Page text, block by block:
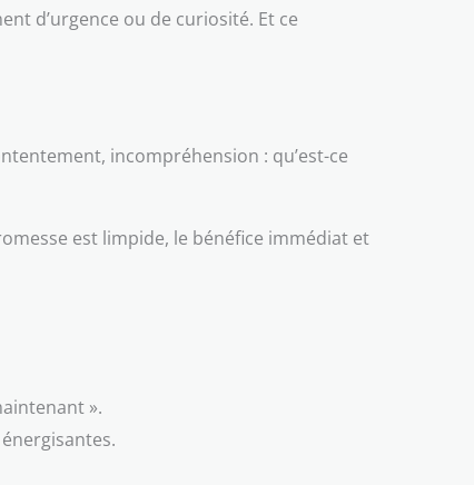
d’urgence ou de curiosité. Et ce
incompréhension : qu’est-ce
est limpide, le bénéfice immédiat et
».